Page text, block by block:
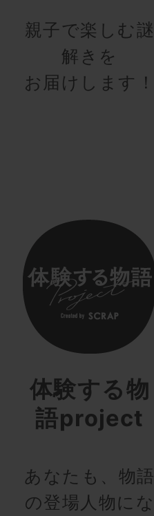
親子で楽しむ謎
解きを
お届けします！
体験する物
語project
あなたも、物語
の登場人物にな